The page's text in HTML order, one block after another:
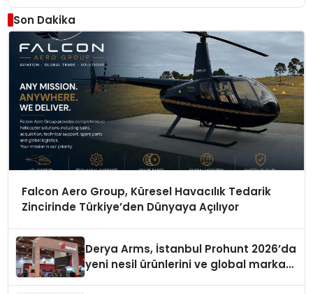
Son Dakika
Falcon Aero Group, Küresel Havacılık Tedarik
Zincirinde Türkiye’den Dünyaya Açılıyor
Derya Arms, İstanbul Prohunt 2026’da
yeni nesil ürünlerini ve global marka